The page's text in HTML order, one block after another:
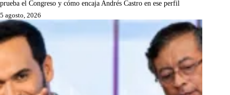
prueba el Congreso y cómo encaja Andrés Castro en ese perfil
5 agosto, 2026